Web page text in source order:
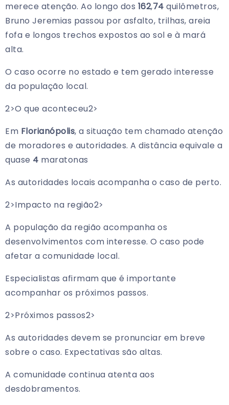
merece atenção. Ao longo dos 162,74 quilômetros,
Bruno Jeremias passou por asfalto, trilhas, areia
fofa e longos trechos expostos ao sol e à mará
alta.
O caso ocorre no estado e tem gerado interesse
da população local.
2>O que aconteceu2>
Em Florianópolis, a situação tem chamado atenção
de moradores e autoridades. A distância equivale a
quase 4 maratonas
As autoridades locais acompanha o caso de perto.
2>Impacto na região2>
A população da região acompanha os
desenvolvimentos com interesse. O caso pode
afetar a comunidade local.
Especialistas afirmam que é importante
acompanhar os próximos passos.
2>Próximos passos2>
As autoridades devem se pronunciar em breve
sobre o caso. Expectativas são altas.
A comunidade continua atenta aos
desdobramentos.